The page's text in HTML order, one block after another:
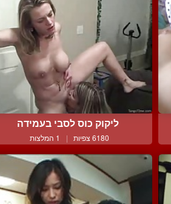
ליקוק כוס לסבי בעמידה
6180 צפיות | 1 המלצות